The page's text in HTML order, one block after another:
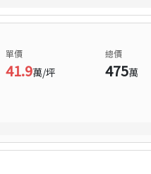
單價
41.9萬/坪
總價
475萬